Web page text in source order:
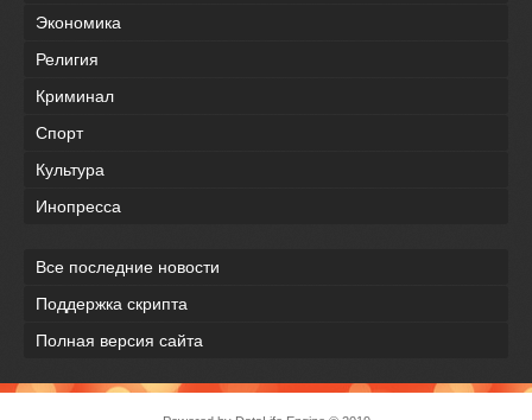
Экономика
Религия
Криминал
Спорт
Культура
Инопресса
Все последние новости
Поддержка скрипта
Полная версия сайта